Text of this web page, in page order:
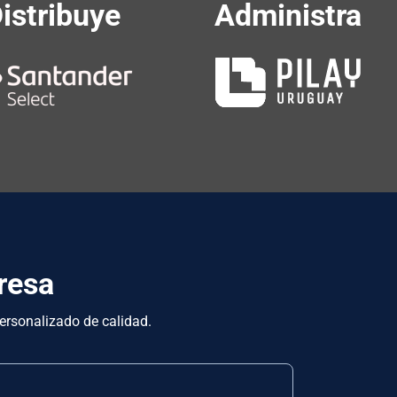
Administra
de calidad.